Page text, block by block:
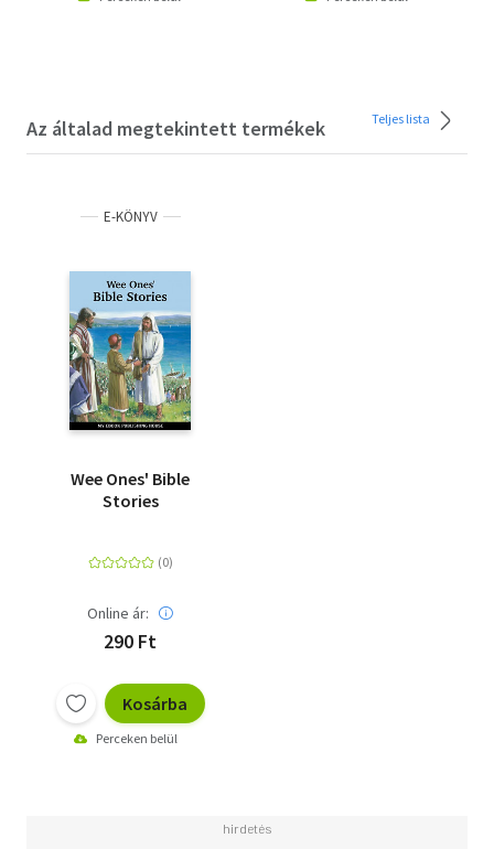
Az általad megtekintett termékek Teljes lista
E-KÖNYV
Wee Ones' Bible
Stories
Online ár:
290 Ft
Kosárba
Perceken belül